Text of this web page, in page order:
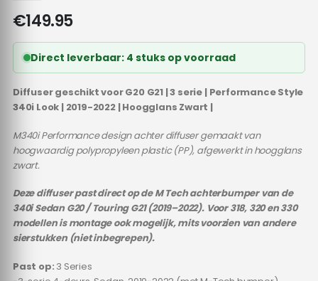
€149.95
Direct leverbaar: 4 stuks op voorraad
Diffuser geschikt voor G20 G21 | 3 serie | Performance Style
340i Look | 2019-2022 | Hoogglans Zwart |
M340i Performance design achter diffuser gemaakt van
hoogwaardig polypropyleen plastic (PP), afgewerkt in hoogglans
zwart.
Deze diffuser past direct op de M Tech achterbumper van de
340i Sedan G20 / Touring G21 (2019–2022). Voor 318, 320 en 330
modellen is montage ook mogelijk, mits voorzien van andere
sierstukken (niet inbegrepen).
Past op: 3 Series